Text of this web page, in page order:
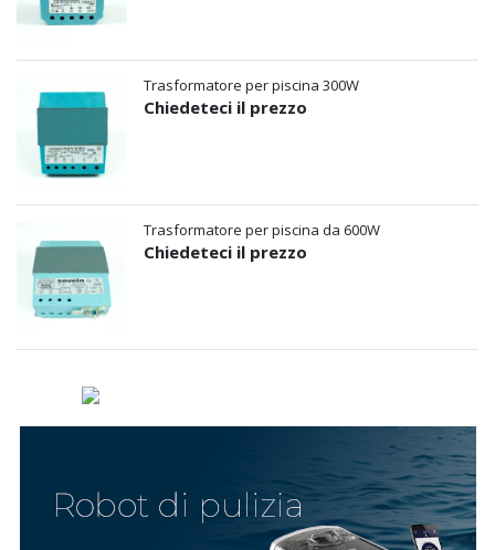
Trasformatore per piscina 300W
Chiedeteci il prezzo
Trasformatore per piscina da 600W
Chiedeteci il prezzo